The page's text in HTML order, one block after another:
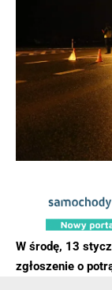
W środę, 13
zgłoszenie o